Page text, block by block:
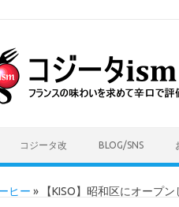
コジータ改 BLOG/SNS
ヒー » 【KISO】昭和区にオープ